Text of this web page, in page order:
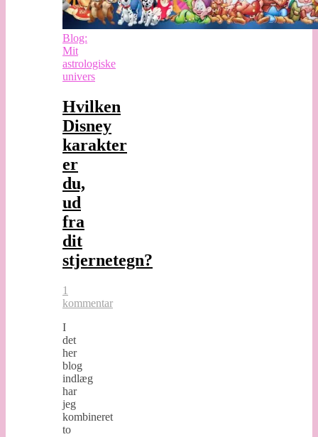
Blog:
Mit
astrologiske
univers
Hvilken
Disney
karakter
er
du,
ud
fra
dit
stjernetegn?
1
kommentar
I
det
her
blog
indlæg
har
jeg
kombineret
to